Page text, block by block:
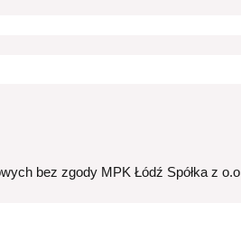
bez zgody MPK Łódź Spółka z o.o